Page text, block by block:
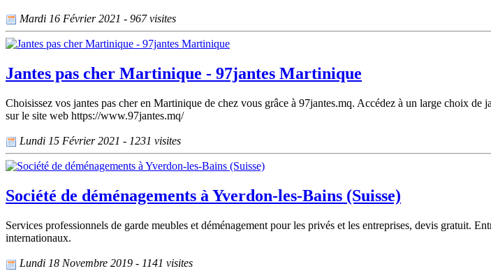
Mardi 16 Février 2021 - 967 visites
Jantes pas cher Martinique - 97jantes Martinique
Choisissez vos jantes pas cher en Martinique de chez vous grâce à 97jantes.mq. Accédez à un large choix
sur le site web https://www.97jantes.mq/
Lundi 15 Février 2021 - 1231 visites
Société de déménagements à Yverdon-les-Bains (Suisse)
Services professionnels de garde meubles et déménagement pour les privés et les entreprises, devis gratuit.
internationaux.
Lundi 18 Novembre 2019 - 1141 visites